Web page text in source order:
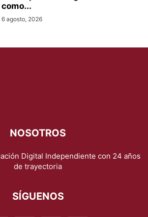
como...
6 agosto, 2026
NOSOTROS
Digital Independiente con 24 años
de trayectoria
SÍGUENOS